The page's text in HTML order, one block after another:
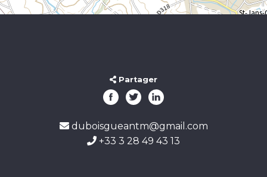
Partager
duboisgueantm@gmail.com
+33 3 28 49 43 13